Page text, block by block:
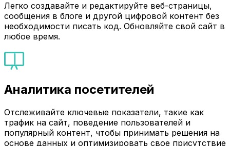
Легко создавайте и редактируйте веб-страницы,
сообщения в блоге и другой цифровой контент без
необходимости писать код. Обновляйте свой сайт в
любое время.
Аналитика посетителей
Отслеживайте ключевые показатели, такие как
трафик на сайт, поведение пользователей и
популярный контент, чтобы принимать решения на
основе данных и оптимизировать свое присутствие